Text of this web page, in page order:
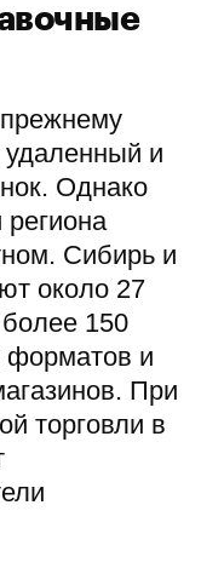
и
Однако
региона
Сибирь и
около 27
150
форматов и
При
торговли в